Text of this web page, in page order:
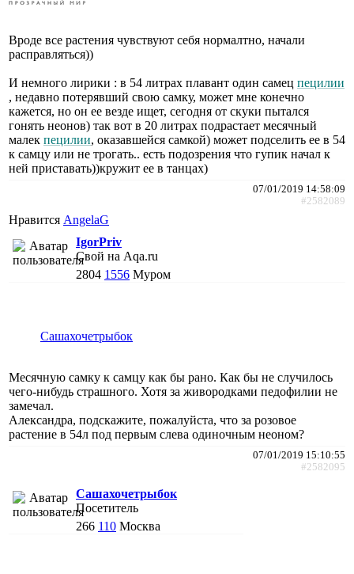
Вроде все растения чувствуют себя нормалтно, начали
расправляться))
И немного лирики : в 54 литрах плавант один самец пецилии
, недавно потерявший свою самку, может мне конечно
кажется, но он ее везде ищет, сегодня от скуки пытался
гонять неонов) так вот в 20 литрах подрастает месячный
малек пецилии, оказавшейся самкой) может подселить ее в 54
к самцу или не трогать.. есть подозрения что гупик начал к
ней приставать))кружит ее в танцах)
07/01/2019 14:58:09
#2582089
Нравится AngelaG
IgorPriv
Свой на Aqa.ru
2804 1556 Муром
Сашахочетрыбок
Месячную самку к самцу как бы рано. Как бы не случилось
чего-нибудь страшного. Хотя за живородками педофилии не
замечал.
Александра, подскажите, пожалуйста, что за розовое
растение в 54л под первым слева одиночным неоном?
07/01/2019 15:10:55
#2582095
Сашахочетрыбок
Посетитель
266 110 Москва